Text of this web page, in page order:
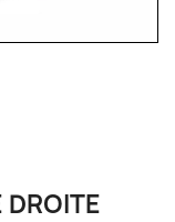
DROITE